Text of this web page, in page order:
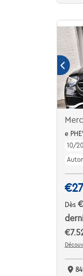
e
10/
Dès